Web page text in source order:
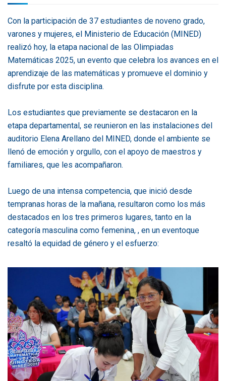
Con la participación de 37 estudiantes de noveno grado,
varones y mujeres, el Ministerio de Educación (MINED)
realizó hoy, la etapa nacional de las Olimpiadas
Matemáticas 2025, un evento que celebra los avances en el
aprendizaje de las matemáticas y promueve el dominio y
disfrute por esta disciplina.
Los estudiantes que previamente se destacaron en la
etapa departamental, se reunieron en las instalaciones del
auditorio Elena Arellano del MINED, donde el ambiente se
llenó de emoción y orgullo, con el apoyo de maestros y
familiares, que les acompañaron.
Luego de una intensa competencia, que inició desde
tempranas horas de la mañana, resultaron como los más
destacados en los tres primeros lugares, tanto en la
categoría masculina como femenina, , en un eventoque
resaltó la equidad de género y el esfuerzo: